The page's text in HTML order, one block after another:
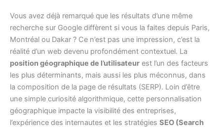
Vous avez déjà remarqué que les résultats d’une même
recherche sur Google diffèrent si vous la faites depuis Paris,
Montréal ou Dakar ? Ce n’est pas une impression, c’est la
réalité d’un web devenu profondément contextuel. La
position géographique de l’utilisateur est l’un des facteurs
les plus déterminants, mais aussi les plus méconnus, dans
la composition de la page de résultats (SERP). Loin d’être
une simple curiosité algorithmique, cette personnalisation
géographique impacte la visibilité des entreprises,
l’expérience des internautes et les stratégies SEO (Search